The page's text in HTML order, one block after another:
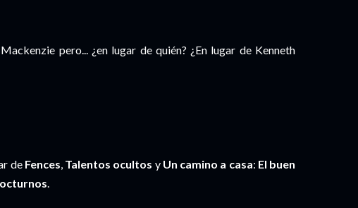
pero... ¿en lugar de quién? ¿En lugar de Kenneth
de Fences, Talentos ocultos y Un camino a casa: El buen
.